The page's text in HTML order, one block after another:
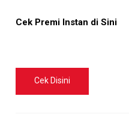
Cek Premi Instan di Sini
Cek Disini